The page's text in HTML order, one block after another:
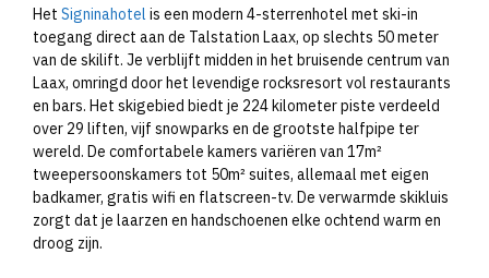
Het Signinahotel is een modern 4-sterrenhotel met ski-in
toegang direct aan de Talstation Laax, op slechts 50 meter
van de skilift. Je verblijft midden in het bruisende centrum van
Laax, omringd door het levendige rocksresort vol restaurants
en bars. Het skigebied biedt je 224 kilometer piste verdeeld
over 29 liften, vijf snowparks en de grootste halfpipe ter
wereld. De comfortabele kamers variëren van 17m²
tweepersoonskamers tot 50m² suites, allemaal met eigen
badkamer, gratis wifi en flatscreen-tv. De verwarmde skikluis
zorgt dat je laarzen en handschoenen elke ochtend warm en
droog zijn.